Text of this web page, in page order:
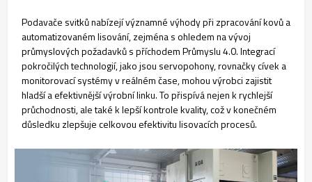
Podavače svitků nabízejí významné výhody při zpracování kovů a
automatizovaném lisování, zejména s ohledem na vývoj
průmyslových požadavků s příchodem Průmyslu 4.0. Integrací
pokročilých technologií, jako jsou servopohony, rovnačky cívek a
monitorovací systémy v reálném čase, mohou výrobci zajistit
hladší a efektivnější výrobní linku. To přispívá nejen k rychlejší
průchodnosti, ale také k lepší kontrole kvality, což v konečném
důsledku zlepšuje celkovou efektivitu lisovacích procesů.